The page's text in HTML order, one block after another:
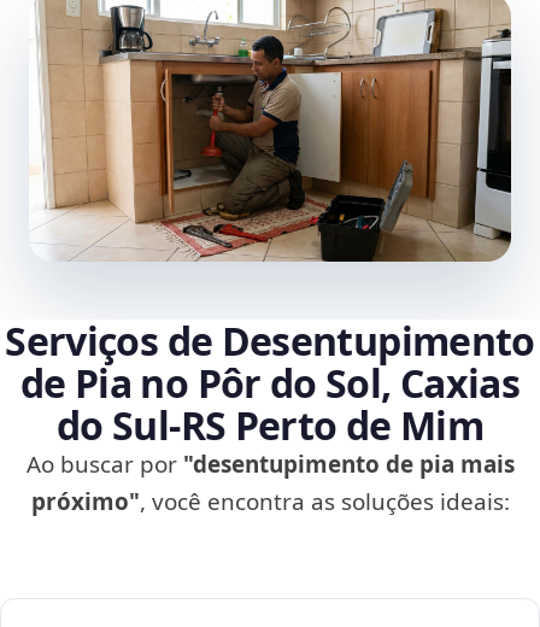
Serviços de Desentupimento
de Pia no Pôr do Sol, Caxias
do Sul‑RS Perto de Mim
Ao buscar por "desentupimento de pia mais
próximo", você encontra as soluções ideais: